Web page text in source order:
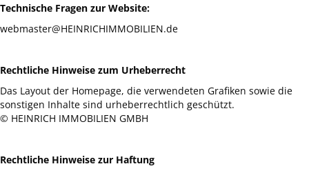
Technische Fragen zur Website:
webmaster@HEINRICHIMMOBILIEN.de
Rechtliche Hinweise zum Urheberrecht
Das Layout der Homepage, die verwendeten Grafiken sowie die
sonstigen Inhalte sind urheberrechtlich geschützt.
© HEINRICH IMMOBILIEN GMBH
Rechtliche Hinweise zur Haftung